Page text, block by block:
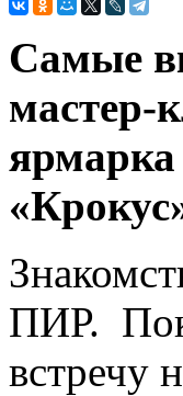
Самые
мастер-
ПИР.
встречу